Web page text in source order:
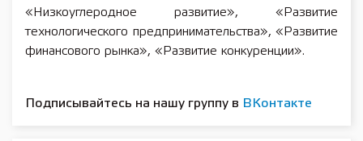
«Низкоуглеродное развитие», «Развитие
технологического предпринимательства», «Развитие
финансового рынка», «Развитие конкуренции».
Подписывайтесь на нашу группу в ВКонтакте